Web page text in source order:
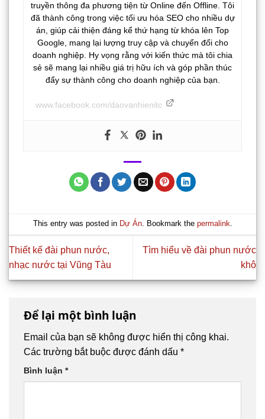
truyền thông đa phương tiện từ Online đến Offline. Tôi
đã thành công trong việc tối ưu hóa SEO cho nhiều dự
án, giúp cải thiện đáng kể thứ hạng từ khóa lên Top
Google, mang lại lượng truy cập và chuyển đổi cho
doanh nghiệp. Hy vọng rằng với kiến thức mà tôi chia
sẻ sẽ mang lại nhiều giá trị hữu ích và góp phần thúc
đẩy sự thành công cho doanh nghiệp của bạn.
www.facebook.com/daovanhienitc
This entry was posted in Dự Án. Bookmark the permalink.
Thiết kế đài phun nước,
nhạc nước tại Vũng Tàu
Tìm hiểu về đài phun nước
khô
Để lại một bình luận
Email của bạn sẽ không được hiển thị công khai.
Các trường bắt buộc được đánh dấu *
Bình luận *